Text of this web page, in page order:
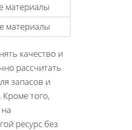
материалы
материалы
качество и
рассчитать
запасов и
того,
ресурс без